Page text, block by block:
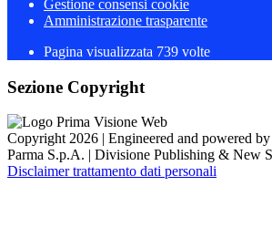
Gestione consensi cookie
Amministrazione trasparente
Pagina visualizzata 739 volte
Sezione Copyright
Copyright 2026 | Engineered and powered
Parma S.p.A. | Divisione Publishing & New
Disclaimer trattamento dati personali